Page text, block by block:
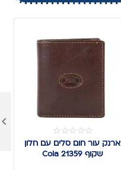
ארנק עור חום סלים עם חלון
שקוף Cola 21359